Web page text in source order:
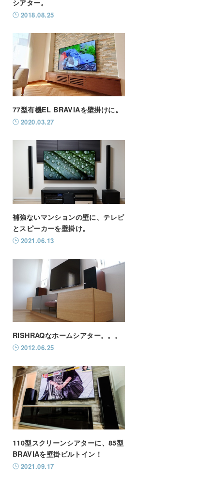
シアター。
2018.08.25
77型有機EL BRAVIAを壁掛けに。
2020.03.27
補強ないマンションの壁に、テレビ
とスピーカーを壁掛け。
2021.06.13
RISHRAQなホームシアター。。。
2012.06.25
110型スクリーンシアターに、85型
BRAVIAを壁掛ビルトイン！
2021.09.17